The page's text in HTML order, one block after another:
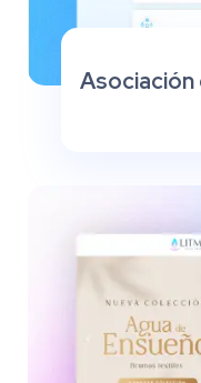
Asociación